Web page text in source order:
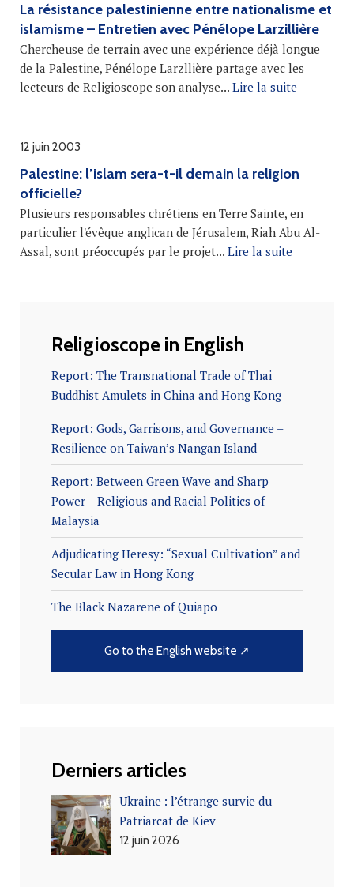
La résistance palestinienne entre nationalisme et
islamisme – Entretien avec Pénélope Larzillière
Chercheuse de terrain avec une expérience déjà longue
de la Palestine, Pénélope Larzllière partage avec les
lecteurs de Religioscope son analyse... Lire la suite
12 juin 2003
Palestine: l’islam sera-t-il demain la religion
officielle?
Plusieurs responsables chrétiens en Terre Sainte, en
particulier l'évêque anglican de Jérusalem, Riah Abu Al-
Assal, sont préoccupés par le projet... Lire la suite
Religioscope in English
Report: The Transnational Trade of Thai
Buddhist Amulets in China and Hong Kong
Report: Gods, Garrisons, and Governance –
Resilience on Taiwan’s Nangan Island
Report: Between Green Wave and Sharp
Power – Religious and Racial Politics of
Malaysia
Adjudicating Heresy: “Sexual Cultivation” and
Secular Law in Hong Kong
The Black Nazarene of Quiapo
Go to the English website ↗
Derniers articles
Ukraine : l’étrange survie du
Patriarcat de Kiev
12 juin 2026